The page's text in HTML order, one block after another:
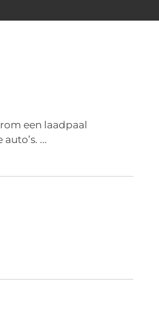
een laadpaal
...